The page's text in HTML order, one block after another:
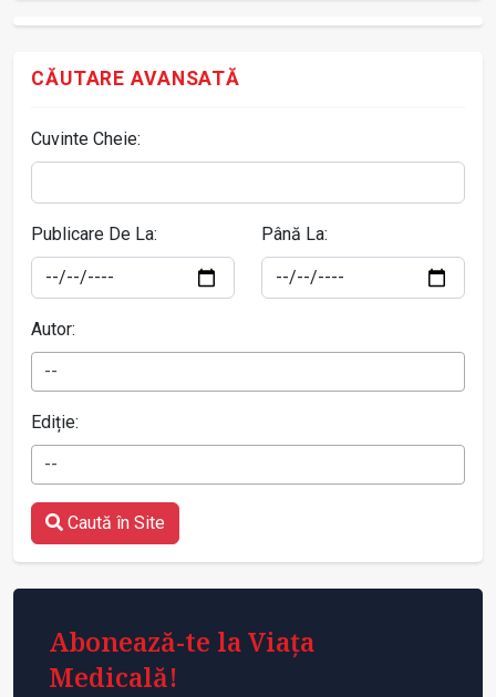
CĂUTARE AVANSATĂ
Cuvinte Cheie:
Publicare De La: Până La:
Autor:
--
Ediție:
--
Caută în Site
Abonează-te la Viața
Medicală!